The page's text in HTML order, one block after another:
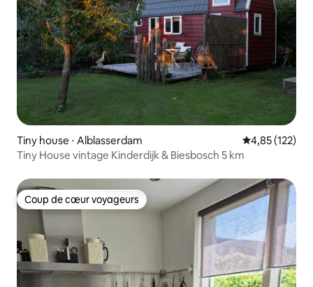
Tiny house ⋅ Alblasserdam Évaluation
4,85 (122)
Tiny House vintage Kinderdijk & Biesbosch 5 km
Coup de cœur voyageurs
Coup de cœur voyageurs